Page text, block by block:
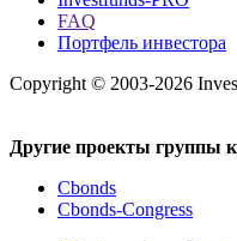
FAQ
Портфель инвестора
Copyright © 2003-2026
Другие проекты группы
Cbonds
Cbonds-Congress